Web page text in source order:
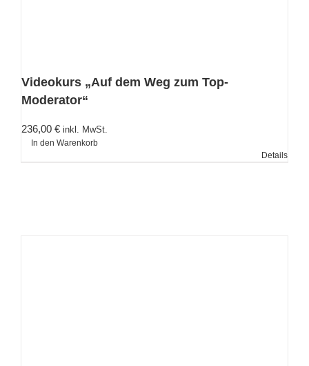
Videokurs „Auf dem Weg zum Top-
Moderator“
236,00 € inkl. MwSt.
In den Warenkorb
Details